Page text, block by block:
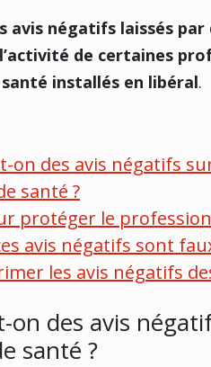
avis négatifs laissés
de certaines
installés en libéral.
on des avis négatifs
santé ?
protéger le
avis négatifs sont
les avis négatifs
on des avis
santé ?